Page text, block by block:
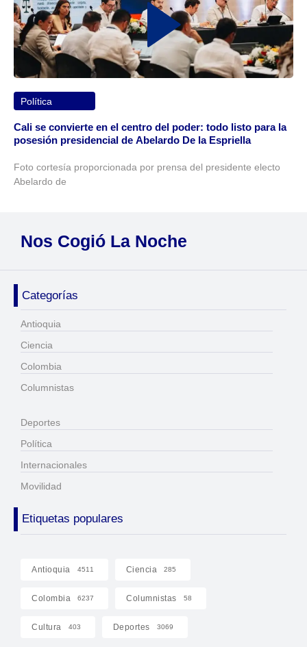
Política
Cali se convierte en el centro del poder: todo listo para la
posesión presidencial de Abelardo De la Espriella
Foto cortesía proporcionada por prensa del presidente electo
Abelardo de
Nos Cogió La Noche
Categorías
Antioquia
Ciencia
Colombia
Columnistas
Deportes
Política
Internacionales
Movilidad
Etiquetas populares
Antioquia 4511 Ciencia 285
Colombia 6237 Columnistas 58
Cultura 403 Deportes 3069